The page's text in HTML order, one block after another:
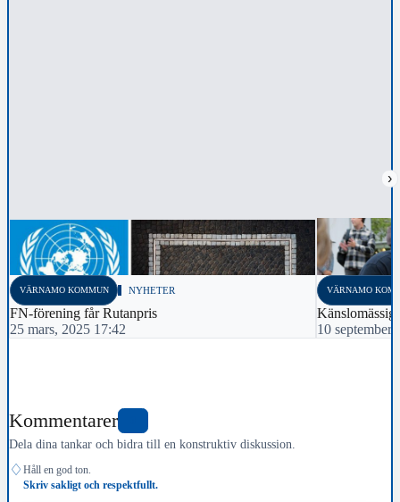
›
VÄRNAMO KOMMUN NYHETER
FN-förening får Rutanpris
25 mars, 2025 17:42
VÄRNAMO
10
Kommentarer
Dela dina tankar och bidra till en konstruktiv diskussion.
♢ Håll en god ton.
Skriv sakligt och respektfullt.